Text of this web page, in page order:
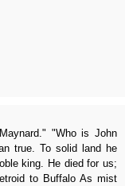
"Who is John
true. To solid land he
king. He died for us;
to Buffalo As mist